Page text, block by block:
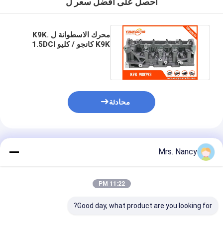
احصل على افضل سعر ل
محرك الاسطوانة ل K9K.
K9K كانجو / كليو 1.5DCI
محادثة
المنتجات الموصى بها
Mrs. Nancy
11:22 PM
Good day, what product are you looking for?